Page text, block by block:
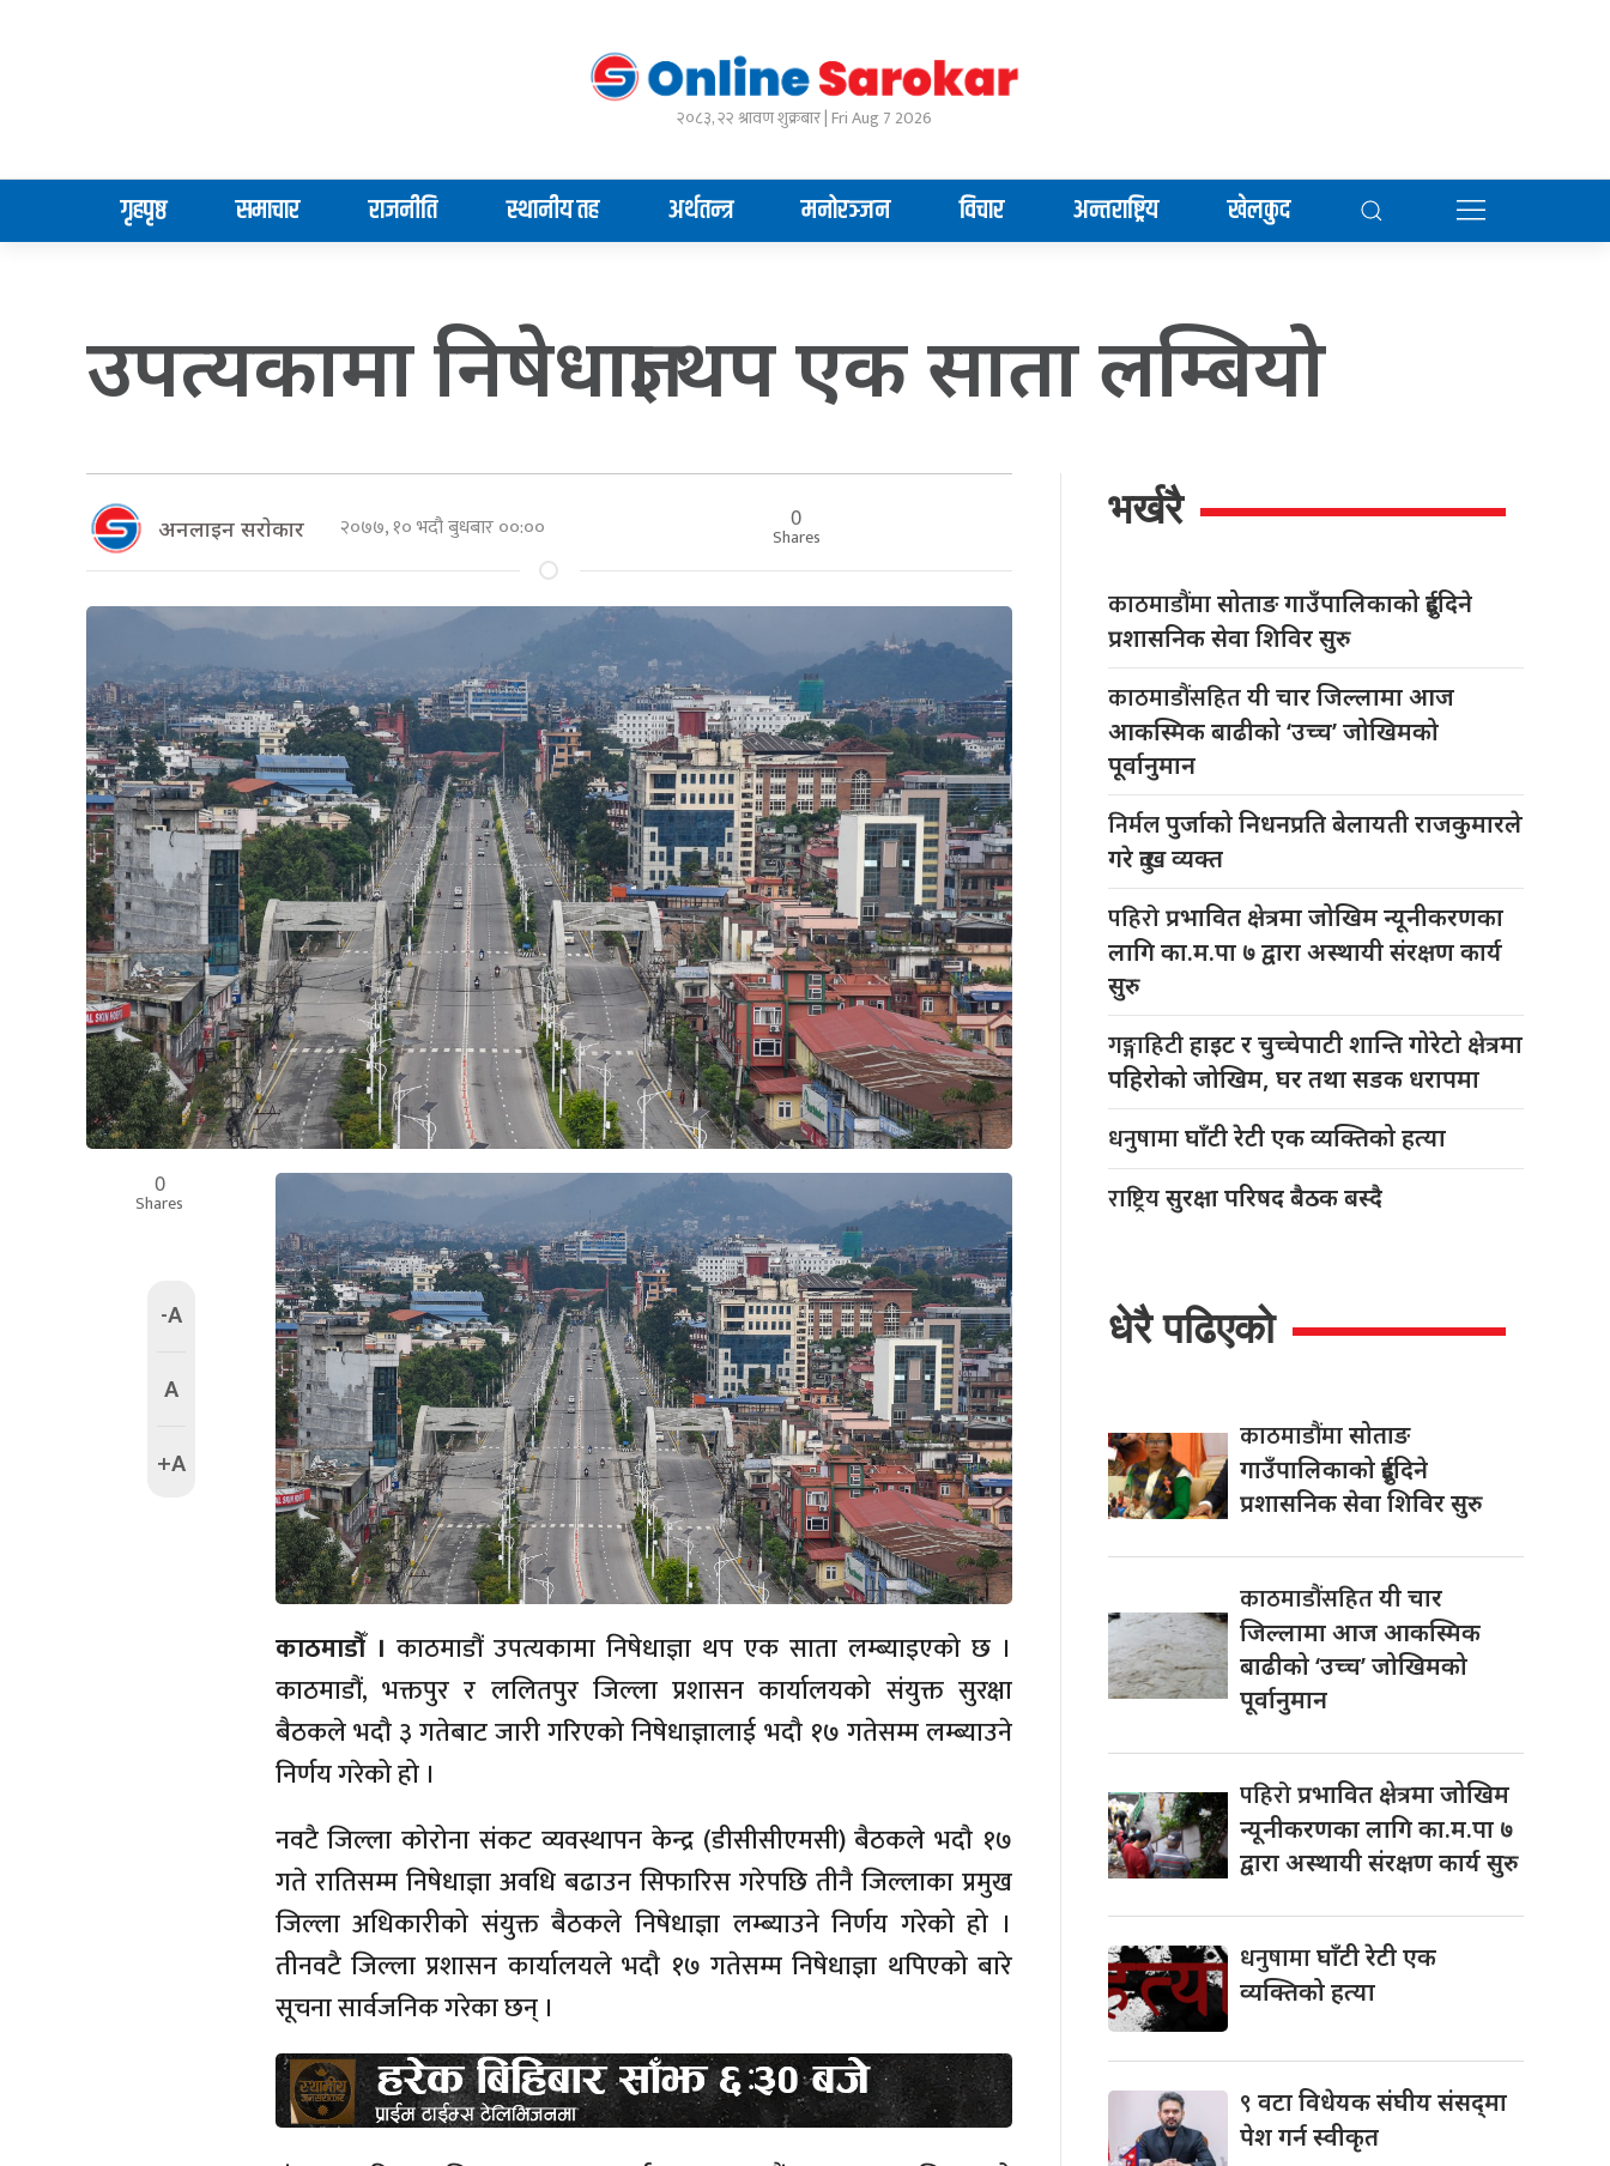
२०८३, २२ श्रावण शुक्रबार | Fri Aug 7 2026
गृहपृष्ठ समाचार राजनीति स्थानीय तह अर्थतन्त्र मनोरञ्जन विचार अन्तराष्ट्रिय खेलकुद
उपत्यकामा निषेधाज्ञा थप एक साता लम्बियो
अनलाइन सराेकार २०७७, १० भदौ बुधबार ००:०० 0
Shares
0
Shares
-A
A
+A
काठमाडौँ । काठमाडौं उपत्यकामा निषेधाज्ञा थप एक साता लम्ब्याइएको छ ।
काठमाडौं, भक्तपुर र ललितपुर जिल्ला प्रशासन कार्यालयको संयुक्त सुरक्षा
बैठकले भदौ ३ गतेबाट जारी गरिएको निषेधाज्ञालाई भदौ १७ गतेसम्म लम्ब्याउने
निर्णय गरेको हो ।
नवटै जिल्ला कोरोना संकट व्यवस्थापन केन्द्र (डीसीसीएमसी) बैठकले भदौ १७
गते रातिसम्म निषेधाज्ञा अवधि बढाउन सिफारिस गरेपछि तीनै जिल्लाका प्रमुख
जिल्ला अधिकारीको संयुक्त बैठकले निषेधाज्ञा लम्ब्याउने निर्णय गरेको हो ।
तीनवटै जिल्ला प्रशासन कार्यालयले भदौ १७ गतेसम्म निषेधाज्ञा थपिएको बारे
सूचना सार्वजनिक गरेका छन् ।
भर्खरै
काठमाडौंमासोताङ गाउँपालिकाको दुईदिने
प्रशासनिक सेवा शिविर सुरु
काठमाडौंसहितयी चार जिल्लामा आज
आकस्मिक बाढीको ‘उच्च’ जोखिमको
पूर्वानुमान
निर्मलपुर्जाको निधनप्रति बेलायती राजकुमारले
गरे दुःख व्यक्त
पहिरोप्रभावित क्षेत्रमा जोखिम न्यूनीकरणका
लागि का.म.पा ७ द्वारा अस्थायी संरक्षण कार्य
सुरु
गङ्गाहिटीहाइट र चुच्चेपाटी शान्ति गोरेटो क्षेत्रमा
पहिरोको जोखिम, घर तथा सडक धरापमा
धनुषामाघाँटी रेटी एक व्यक्तिको हत्या
राष्ट्रियसुरक्षा परिषद बैठक बस्दै
धेरै पढिएको
काठमाडौंमासोताङ
गाउँपालिकाको दुईदिने
प्रशासनिक सेवा शिविर सुरु
काठमाडौंसहितयी चार
जिल्लामा आज आकस्मिक
बाढीको ‘उच्च’ जोखिमको
पूर्वानुमान
पहिरोप्रभावित क्षेत्रमा जोखिम
न्यूनीकरणका लागि का.म.पा ७
द्वारा अस्थायी संरक्षण कार्य सुरु
धनुषामाघाँटी रेटी एक
व्यक्तिको हत्या
९वटा विधेयक संघीय संसद्‌मा
पेश गर्न स्वीकृत